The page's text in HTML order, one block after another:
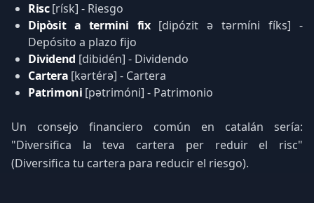
Risc[rísk] - Riesgo
Dipòsit a termini fix[dipózit ə tərmíni fíks] -
Depósito a plazo fijo
Dividend [dibidén] - Dividendo
Cartera [kərtérə] - Cartera
Patrimoni [pətrimóni] - Patrimonio
Un consejo financiero común en catalán sería:
"Diversifica la teva cartera per reduir el risc"
(Diversifica tu cartera para reducir el riesgo).